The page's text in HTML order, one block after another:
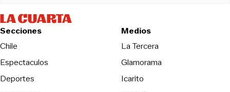
Secciones
Chile
Espectaculos
Deportes
Medios
La TerceraOpens in new
Glamorama
Icarito